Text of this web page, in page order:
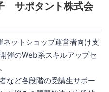
ポタント株式会
ットショップ運営者向け支
催のWeb系スキルアップセ
など各段階の受講生サポー